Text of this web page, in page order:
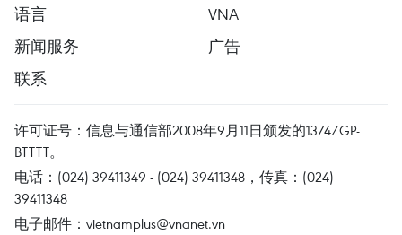
语言
VNA
新闻服务
广告
联系
许可证号：信息与通信部2008年9月11日颁发的1374/GP-
BTTTT。
电话：(024) 39411349 - (024) 39411348，传真：(024)
39411348
电子邮件： vietnamplus@vnanet.vn